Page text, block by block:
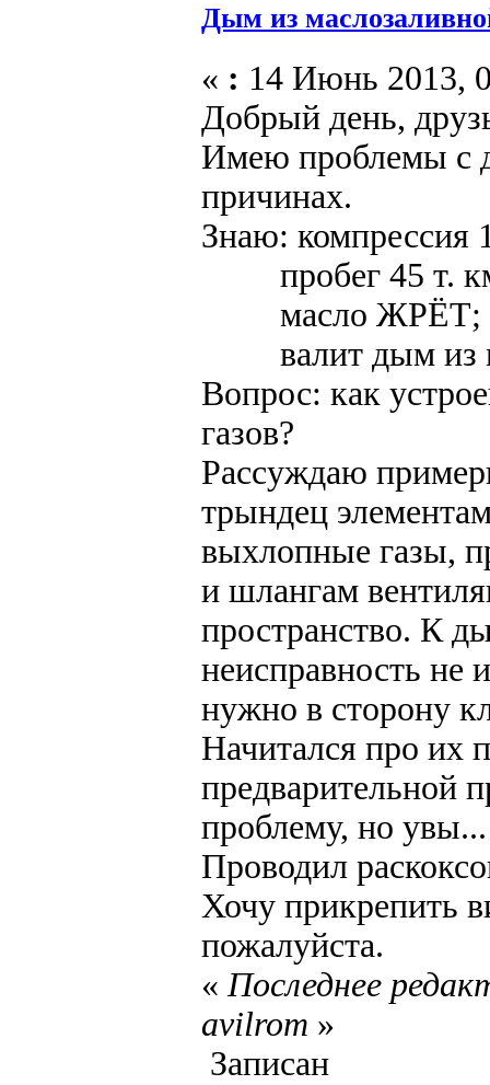
Дым из
« : 14 Июнь 2013,
Добрый день,
Имею проблемы с
причинах.
Знаю: компрессия
пробег 45 т.
масло ЖРЁТ;
валит дым из
Вопрос: как
газов?
Рассуждаю
трындец
выхлопные газы,
и шлангам
пространство. К
неисправность не
нужно в сторону
Начитался про их
предварительной
проблему, но увы...
Проводил
Хочу прикрепить
пожалуйста.
«Последнее
avilrom »
Записан